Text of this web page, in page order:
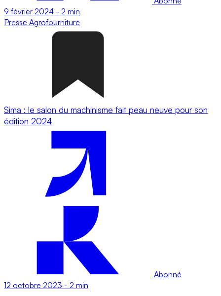
9 février 2024 - 2 min
Presse Agrofourniture
Sima : le salon du machinisme fait peau neuve pour son
édition 2024
Abonné
12 octobre 2023 - 2 min